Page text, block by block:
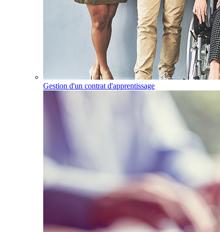
Gestion d'un contrat d'apprentissage